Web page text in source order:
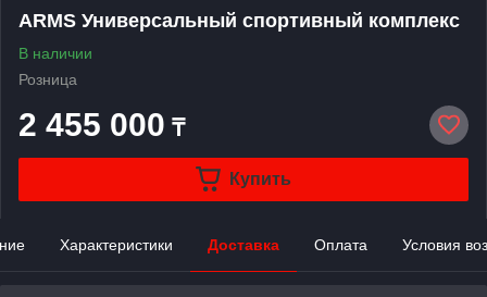
ARMS Универсальный спортивный комплекс
В наличии
Розница
2 455 000 ₸
Купить
Характеристики Доставка Оплата Условия